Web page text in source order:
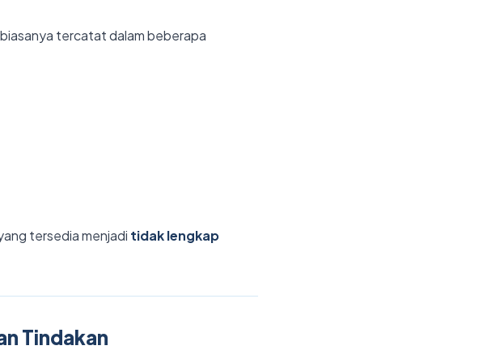
tercatat dalam beberapa
tersedia menjadi tidak lengkap
Tindakan